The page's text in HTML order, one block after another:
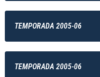
TEMPORADA 2005-06
TEMPORADA 2005-06